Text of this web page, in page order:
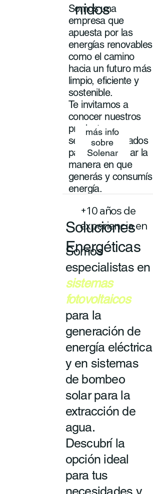
nidos
Somos una
empresa que
apuesta por las
energías renovables
como el camino
hacia un futuro más
limpio, eficiente y
sostenible.
Te invitamos a
conocer nuestros
productos y
servicios pensados
para transformar la
manera en que
generás y consumís
energía.
más info
sobre
Solenar
Soluciones
Energéticas
+10 años de
experiencia en
Somos
especialistas en
sistemas
fotovoltaicos
para la
generación de
energía eléctrica
y en sistemas
de bombeo
solar para la
extracción de
agua.
Descubrí la
opción ideal
para tus